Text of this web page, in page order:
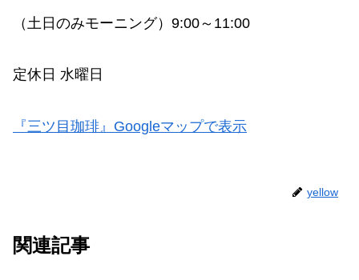
（土日のみモーニング）9:00～11:00
定休日 水曜日
『三ツ目珈琲』Googleマップで表示
yellow
関連記事